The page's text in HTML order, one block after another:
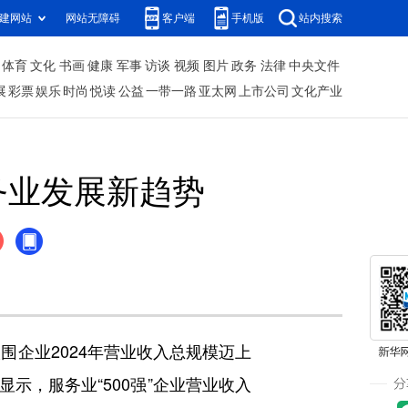
网站 网站无障碍 客户端 手机版 站内搜索
体育 文化 书画 健康 军事 访谈 视频 图片 政务 法律 中央文件
彩票娱乐 时尚 悦读 公益 一带一路 亚太网 上市公司 文化产业
发展新趋势
企业2024年营业收入总规模迈上
，服务业“500强”企业营业收入